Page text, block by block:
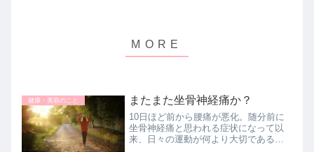
健康・美容のこと またまた坐骨神経痛か？
10日ほど前から腰痛が悪化。随分前に
坐骨神経痛と思われる症状になって以
来、日々の運動が何より大切であると